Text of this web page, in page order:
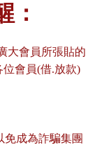
：
大會員所張貼的
會員(借.放款)
免成為詐騙集團